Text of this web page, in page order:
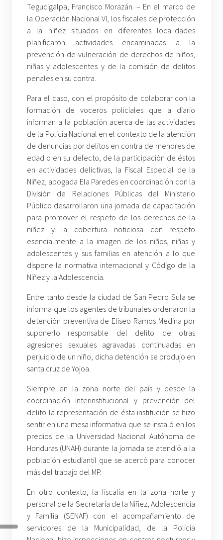
Tegucigalpa, Francisco Morazán. – En el marco de
la Operación Nacional VI, los fiscales de protección
a la niñez situados en diferentes localidades
planificaron actividades encaminadas a la
prevención de vulneración de derechos de niños,
niñas y adolescentes y de la comisión de delitos
penales en su contra.
Para el caso, con el propósito de colaborar con la
formación de voceros policiales que a diario
informan a la población acerca de las actividades
de la Policía Nacional en el contexto de la atención
de denuncias por delitos en contra de menores de
edad o en su defecto, de la participación de éstos
en actividades delictivas, la Fiscal Especial de la
Niñez, abogada Ela Paredes en coordinación con la
División de Relaciones Públicas del Ministerio
Público desarrollaron una jornada de capacitación
para promover el respeto de los derechos de la
niñez y la cobertura noticiosa con respeto
esencialmente a la imagen de los niños, niñas y
adolescentes y sus familias en atención a lo que
dispone la normativa internacional y Código de la
Niñez y la Adolescencia.
Entre tanto desde la ciudad de San Pedro Sula se
informa que los agentes de tribunales ordenaron la
detención preventiva de Eliseo Ramos Medina por
suponerlo responsable del delito de otras
agresiones sexuales agravadas continuadas en
perjuicio de un niño, dicha detención se produjo en
santa cruz de Yojoa.
Siempre en la zona norte del país y desde la
coordinación interinstitucional y prevención del
delito la representación de ésta institución se hizo
sentir en una mesa informativa que se instaló en los
predios de la Universidad Nacional Autónoma de
Honduras (UNAH) durante la jornada se atendió a la
población estudiantil que se acercó para conocer
más del trabajo del MP.
En otro contexto, la fiscalía en la zona norte y
personal de la Secretaría de la Niñez, Adolescencia
y Familia (SENAF) con el acompañamiento de
servidores de la Municipalidad, de la Policía